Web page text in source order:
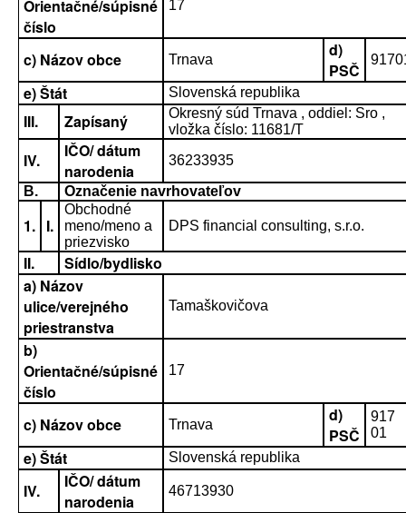
Orientačné/súpisné
číslo
17
c) Názov obce Trnava
d)
PSČ
e) Štát Slovenská republika
III. Zapísaný
Okresný súd Trnava , oddiel: Sro ,
vložka číslo: 11681/T
IV.
IČO/ dátum
narodenia
36233935
B.
Označenie navrhovateľov
1. I.
Obchodné
meno/meno a
priezvisko
DPS financial consulting, s.r.o.
II.
Sídlo/bydlisko
a) Názov
ulice/verejného
priestranstva
Tamaškovičova
b)
Orientačné/súpisné
číslo
17
c) Názov obce Trnava
d)
PSČ
917
01
e) Štát Slovenská republika
IV.
IČO/ dátum
narodenia
46713930